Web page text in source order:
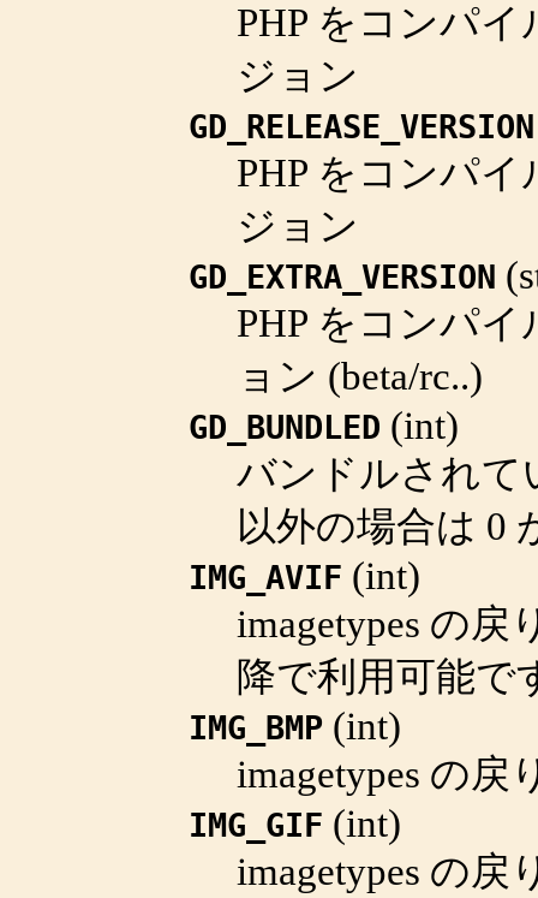
PHP をコンパ
ジョン
GD_RELEASE_VERSION
PHP をコンパ
ジョン
GD_EXTRA_VERSION (
PHP をコンパ
ョン (beta/rc..)
GD_BUNDLED (int)
バンドルされて
以外の場合は 0
IMG_AVIF (int)
imagetypes の戻
降で利用可能で
IMG_BMP (int)
imagetypes の戻
IMG_GIF (int)
imagetypes の戻